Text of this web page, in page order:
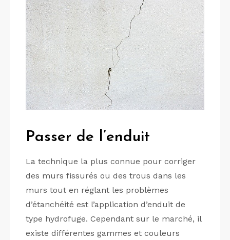
Passer de l’enduit
La technique la plus connue pour corriger
des murs fissurés ou des trous dans les
murs tout en réglant les problèmes
d’étanchéité est l’application d’enduit de
type hydrofuge. Cependant sur le marché, il
existe différentes gammes et couleurs